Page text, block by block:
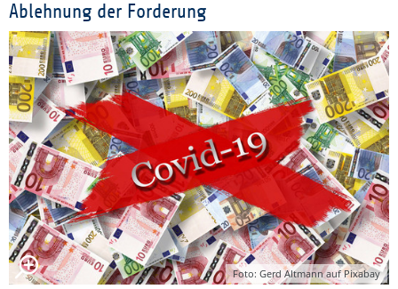
Ablehnung der Forderung
Foto: Gerd Altmann auf Pixabay